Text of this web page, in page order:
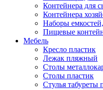
Контейнера для
Контейнера
Наборы
Пищевые
Мебель
Кресло пластик
Лежак пляжный
Столы
Столы пластик
Стулья табуреты